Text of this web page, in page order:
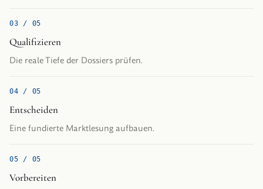
03 / 05
Qualifizieren
Die reale Tiefe der Dossiers prüfen.
04 / 05
Entscheiden
Eine fundierte Marktlesung aufbauen.
05 / 05
Vorbereiten